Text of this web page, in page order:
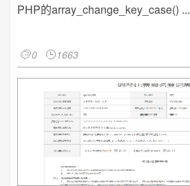
PHP的array_change_key_case() ...
0 1663